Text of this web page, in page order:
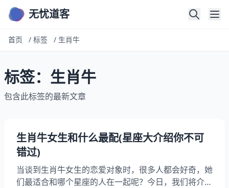
无忧道客
首页 / 标签 / 生肖牛
标签：生肖牛
包含此标签的最新文章
生肖牛女生和什么最配(星座大介绍你不可
错过)
当谈到生肖牛女生的恋爱对象时，很多人都会好奇，她
们最适合和哪个星座的人在一起呢？今日，我们将介绍